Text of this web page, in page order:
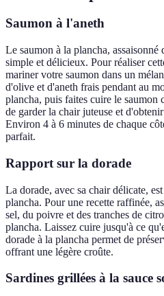
Saumon à l'aneth
Le saumon à la plancha,
simple et délicieux. Pour réaliser
mariner votre saumon dans un
d'olive et d'aneth frais pendant au
plancha, puis faites cuire le saumon
de garder la chair juteuse et
Environ 4 à 6 minutes de chaque
parfait.
Rapport sur la dorade
La dorade, avec sa chair délicate,
plancha. Pour une recette raffinée,
sel, du poivre et des tranches de
plancha. Laissez cuire jusqu'à ce
dorade à la plancha permet de
offrant une légère croûte.
Sardines grillées à la sauce